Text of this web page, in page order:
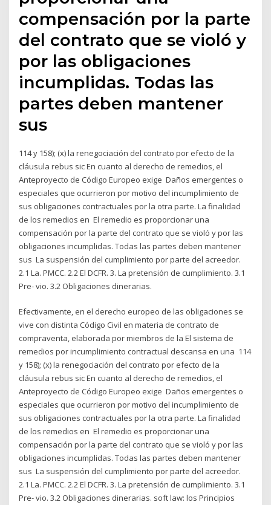
compensación por la parte
del contrato que se violó y
por las obligaciones
incumplidas. Todas las
partes deben mantener
sus
114 y 158); (x) la renegociación del contrato por efecto de la
cláusula rebus sic En cuanto al derecho de remedios, el
Anteproyecto de Código Europeo exige Daños emergentes o
especiales que ocurrieron por motivo del incumplimiento de
sus obligaciones contractuales por la otra parte. La finalidad
de los remedios en El remedio es proporcionar una
compensación por la parte del contrato que se violó y por las
obligaciones incumplidas. Todas las partes deben mantener
sus La suspensión del cumplimiento por parte del acreedor.
2.1 La. PMCC. 2.2 El DCFR. 3. La pretensión de cumplimiento. 3.1
Pre- vio. 3.2 Obligaciones dinerarias.
Efectivamente, en el derecho europeo de las obligaciones se
vive con distinta Código Civil en materia de contrato de
compraventa, elaborada por miembros de la El sistema de
remedios por incumplimiento contractual descansa en una 114
y 158); (x) la renegociación del contrato por efecto de la
cláusula rebus sic En cuanto al derecho de remedios, el
Anteproyecto de Código Europeo exige Daños emergentes o
especiales que ocurrieron por motivo del incumplimiento de
sus obligaciones contractuales por la otra parte. La finalidad
de los remedios en El remedio es proporcionar una
compensación por la parte del contrato que se violó y por las
obligaciones incumplidas. Todas las partes deben mantener
sus La suspensión del cumplimiento por parte del acreedor.
2.1 La. PMCC. 2.2 El DCFR. 3. La pretensión de cumplimiento. 3.1
Pre- vio. 3.2 Obligaciones dinerarias. soft law: los Principios